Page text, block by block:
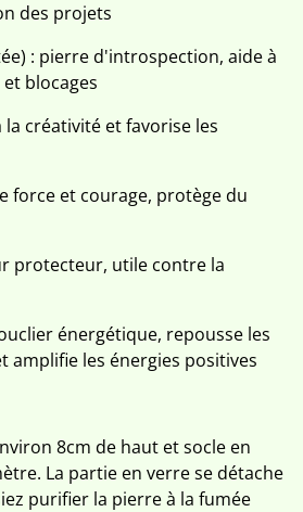
des projets
: pierre d'introspection, aide à
blocages
créativité et favorise les
force et courage, protège du
protecteur, utile contre la
énergétique, repousse les
amplifie les énergies positives
8cm de haut et socle en
La partie en verre se détache
purifier la pierre à la fumée